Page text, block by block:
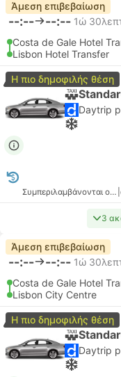
Άμεση επιβεβαίωση
--:-- --:-- 1ώ
Costa de Gale Hotel
Lisbon Hotel Transfer
Η πιο δημοφιλής θέση
Συμπεριλαμβάνονται οι φόροι
3
Άμεση επιβεβαίωση
--:-- --:-- 1ώ
Costa de Gale Hotel
Lisbon City Centre
Η πιο δημοφιλής θέση